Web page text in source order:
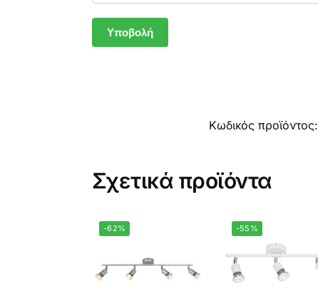
Κωδικός προϊόντος:
Σχετικά προϊόντα
-62% -55%